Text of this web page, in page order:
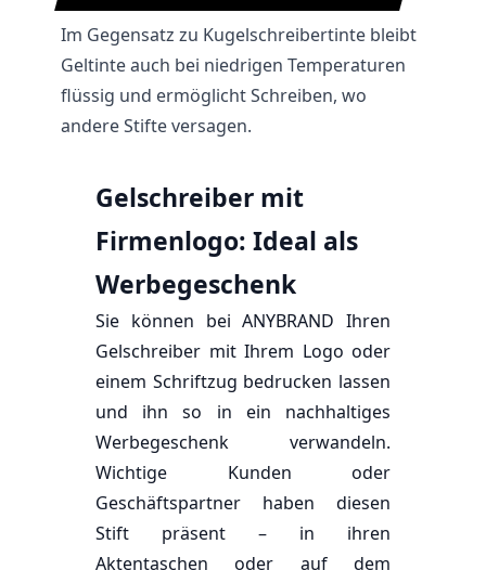
Im Gegensatz zu Kugelschreibertinte bleibt
Geltinte auch bei niedrigen Temperaturen
flüssig und ermöglicht Schreiben, wo
andere Stifte versagen.
Gelschreiber mit
Firmenlogo: Ideal als
Werbegeschenk
Sie können bei ANYBRAND Ihren
Gelschreiber mit Ihrem Logo oder
einem Schriftzug bedrucken lassen
und ihn so in ein nachhaltiges
Werbegeschenk verwandeln.
Wichtige Kunden oder
Geschäftspartner haben diesen
Stift präsent – in ihren
Aktentaschen oder auf dem